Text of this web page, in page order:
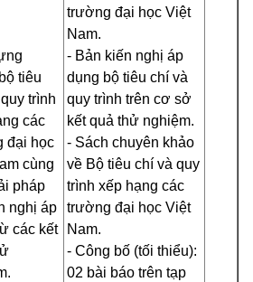
tiêu
trình
các
đại học
cùng
pháp
nghị áp
các kết
trường đại học Việt
Nam.
- Bản kiến nghị áp
dụng bộ tiêu chí và
quy trình trên cơ sở
kết quả thử nghiệm.
- Sách chuyên khảo
về Bộ tiêu chí và quy
trình xếp hạng các
trường đại học Việt
Nam.
- Công bố (tối thiểu):
02 bài báo trên tạp